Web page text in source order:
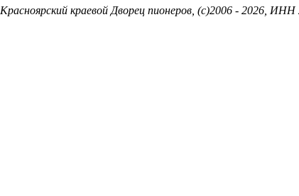
Красноярский краевой Дворец пионеров, (c)2006 - 2026,